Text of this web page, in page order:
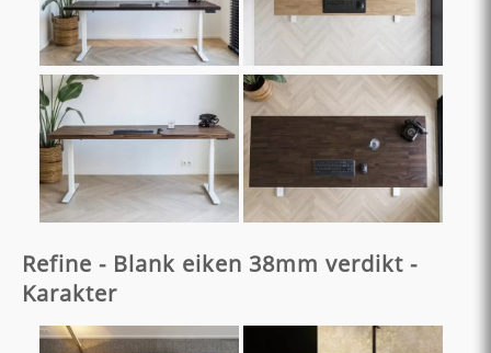
Refine - Blank eiken 38mm verdikt -
Karakter